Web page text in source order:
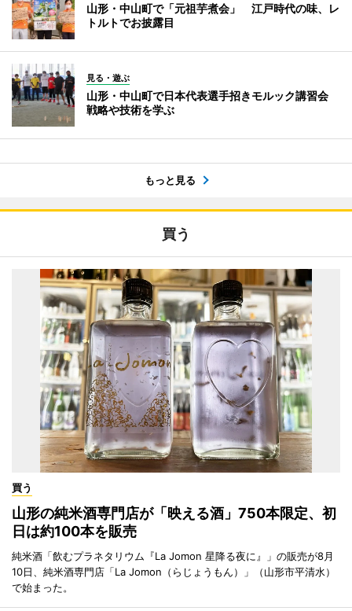
山形・中山町で「元祖芋煮会」 江戸時代の味、レ
トルトでお披露目
見る・遊ぶ
山形・中山町で日本代表選手招きモルック講習会
戦略や技術を学ぶ
もっと見る
買う
買う
山形の純米酒専門店が「映える酒」750本限定、初
日は約100本を販売
純米酒「飲むプラネタリウム『La Jomon 星降る夜に』」の販売が8月
10日、純米酒専門店「La Jomon（らじょうもん）」（山形市平清水）
で始まった。